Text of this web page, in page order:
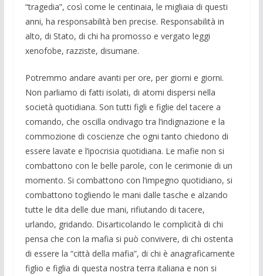
“tragedia”, così come le centinaia, le migliaia di questi
anni, ha responsabilità ben precise. Responsabilità in
alto, di Stato, di chi ha promosso e vergato leggi
xenofobe, razziste, disumane.
Potremmo andare avanti per ore, per giorni e giorni.
Non parliamo di fatti isolati, di atomi dispersi nella
società quotidiana. Son tutti figli e figlie del tacere a
comando, che oscilla ondivago tra l’indignazione e la
commozione di coscienze che ogni tanto chiedono di
essere lavate e l’ipocrisia quotidiana. Le mafie non si
combattono con le belle parole, con le cerimonie di un
momento. Si combattono con l’impegno quotidiano, si
combattono togliendo le mani dalle tasche e alzando
tutte le dita delle due mani, rifiutando di tacere,
urlando, gridando. Disarticolando le complicità di chi
pensa che con la mafia si può convivere, di chi ostenta
di essere la “città della mafia”, di chi è anagraficamente
figlio e figlia di questa nostra terra italiana e non si